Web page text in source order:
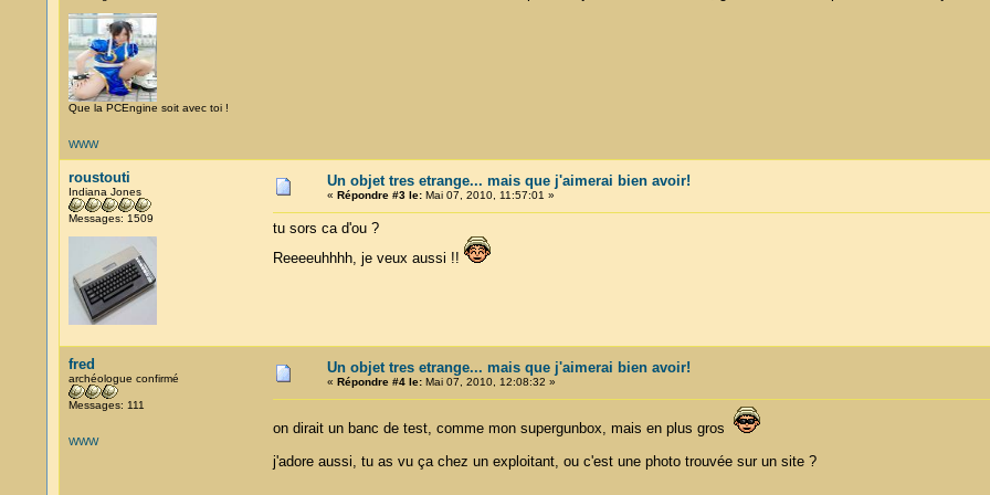
Que la PCEngine soit avec toi !
WWW
roustouti
Indiana Jones
Messages: 1509
Un objet tres etrange... mais que j'aimerai bien avoir!
« Répondre #3 le:Mai 07, 2010, 11:57:01 »
tu sors ca d'ou ?
Reeeeuhhhh, je veux aussi !!
fred
archéologue confirmé
Messages: 111
WWW
Un objet tres etrange... mais que j'aimerai bien avoir!
« Répondre #4 le:Mai 07, 2010, 12:08:32 »
on dirait un banc de test, comme mon supergunbox, mais en plus gros
j'adore aussi, tu as vu ça chez un exploitant, ou c'est une photo trouvée sur un site ?